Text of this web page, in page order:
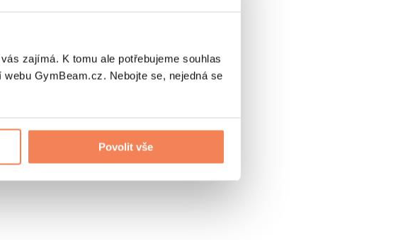
zajímá. K tomu ale potřebujeme souhlas
GymBeam.cz. Nebojte se, nejedná se
Povolit vše